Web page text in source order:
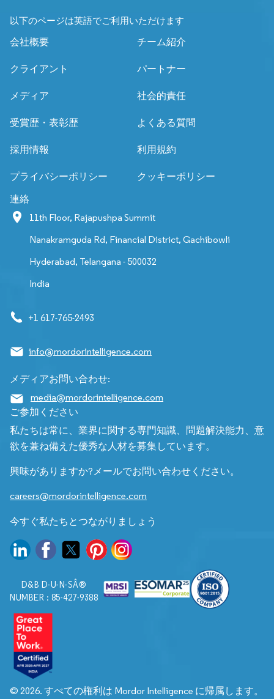
以下のページは英語でご利用いただけます
会社概要 チーム紹介
クライアント パートナー
メディア 社会的責任
受賞歴・表彰歴 よくある質問
採用情報 利用規約
プライバシーポリシー クッキーポリシー
連絡
11th Floor, Rajapushpa Summit
Nanakramguda Rd, Financial District, Gachibowli
Hyderabad, Telangana - 500032
India
+1 617-765-2493
info@mordorintelligence.com
メディアお問い合わせ:
media@mordorintelligence.com
ご参加ください
私たちは常に、業界に関する専門知識、問題解決能力、意
欲を兼ね備えた優秀な人材を募集しています。
興味がありますか?メールでお問い合わせください。
careers@mordorintelligence.com
今すぐ私たちとつながりましょう
D&B D-U-N-SÂ®
NUMBER : 85-427-9388
© 2026. すべての権利は Mordor Intelligence に帰属します。